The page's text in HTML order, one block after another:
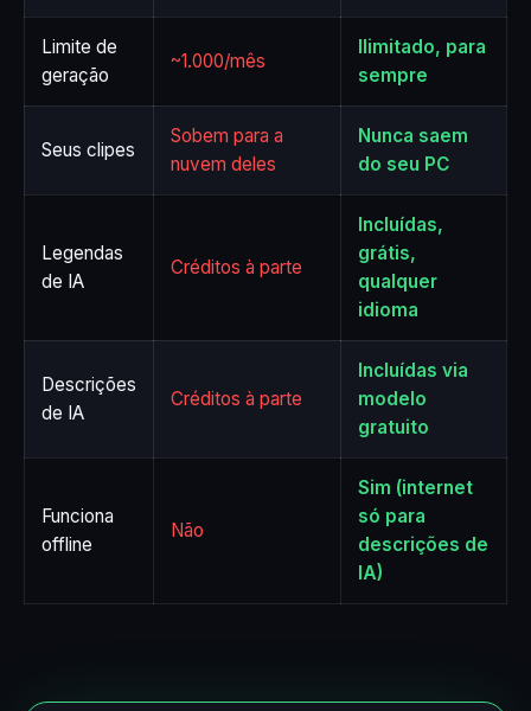
Limite de
geração
~1.000/mês
Ilimitado, para
sempre
Seus clipes
Sobem para a
nuvem deles
Nunca saem
do seu PC
Legendas
de IA
Créditos à parte
Incluídas,
grátis,
qualquer
idioma
Descrições
de IA
Créditos à parte
Incluídas via
modelo
gratuito
Funciona
offline
Não
Sim (internet
só para
descrições de
IA)